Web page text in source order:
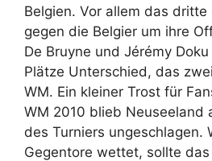
Belgien. Vor allem das dritte
gegen die Belgier um ihre
De Bruyne und Jérémy
Plätze Unterschied, das
WM. Ein kleiner Trost für
WM 2010 blieb Neuseeland
des Turniers ungeschlagen.
Gegentore wettet, sollte